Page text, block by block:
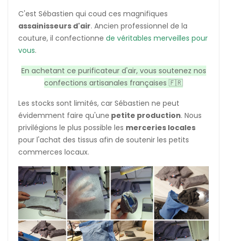
C'est Sébastien qui coud ces magnifiques
assainisseurs d'air. Ancien professionnel de la
couture, il confectionne de véritables merveilles pour
vous.
En achetant ce purificateur d'air, vous soutenez nos
confections artisanales françaises 🇫🇷
Les stocks sont limités, car Sébastien ne peut
évidemment faire qu'une petite production. Nous
privilégions le plus possible les merceries locales
pour l'achat des tissus afin de soutenir les petits
commerces locaux.